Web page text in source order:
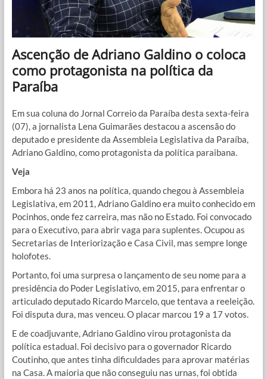
Ascenção de Adriano Galdino o coloca
como protagonista na política da
Paraíba
Em sua coluna do Jornal Correio da Paraíba desta sexta-feira
(07), a jornalista Lena Guimarães destacou a ascensão do
deputado e presidente da Assembleia Legislativa da Paraíba,
Adriano Galdino, como protagonista da política paraibana.
Veja
Embora há 23 anos na política, quando chegou à Assembleia
Legislativa, em 2011, Adriano Galdino era muito conhecido em
Pocinhos, onde fez carreira, mas não no Estado. Foi convocado
para o Executivo, para abrir vaga para suplentes. Ocupou as
Secretarias de Interiorização e Casa Civil, mas sempre longe
holofotes.
Portanto, foi uma surpresa o lançamento de seu nome para a
presidência do Poder Legislativo, em 2015, para enfrentar o
articulado deputado Ricardo Marcelo, que tentava a reeleição.
Foi disputa dura, mas venceu. O placar marcou 19 a 17 votos.
E de coadjuvante, Adriano Galdino virou protagonista da
política estadual. Foi decisivo para o governador Ricardo
Coutinho, que antes tinha dificuldades para aprovar matérias
na Casa. A maioria que não conseguiu nas urnas, foi obtida